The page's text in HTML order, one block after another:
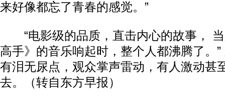
来好像都忘了青春的感觉。”
“电影级的品质，直击内心的故事， 当
高手》的音乐响起时，整个人都沸腾了。
有泪无尿点，观众掌声雷动，有人激动甚
去。（转自东方早报）